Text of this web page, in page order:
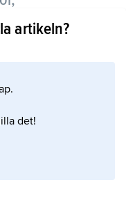
och
artikeln?
det!